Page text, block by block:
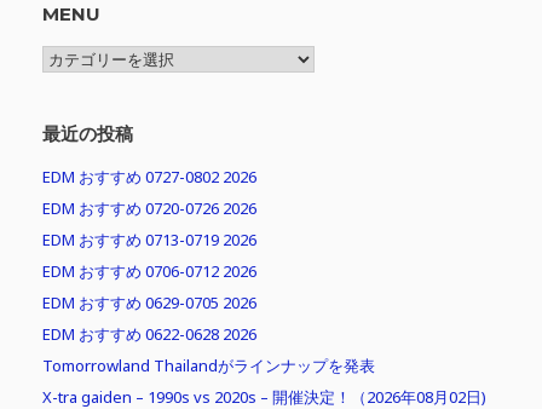
MENU
MENU
最近の投稿
EDM おすすめ 0727-0802 2026
EDM おすすめ 0720-0726 2026
EDM おすすめ 0713-0719 2026
EDM おすすめ 0706-0712 2026
EDM おすすめ 0629-0705 2026
EDM おすすめ 0622-0628 2026
Tomorrowland Thailandがラインナップを発表
X-tra gaiden – 1990s vs 2020s – 開催決定！（2026年08月02日)